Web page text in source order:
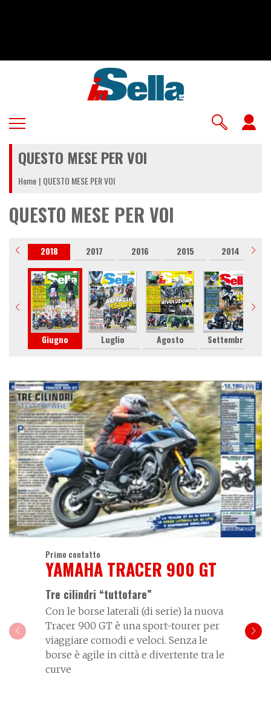
QUESTO MESE PER VOI
Home QUESTO MESE PER VOI
QUESTO MESE PER VOI
2018 2017 2016 2015 2014
Giugno Luglio Agosto Settembre
Primo contatto
YAMAHA TRACER 900 GT
Tre cilindri “tuttofare”
Con le borse laterali (di serie) la nuova
Tracer 900 GT è una sport-tourer per
viaggiare comodi e veloci. Senza le
borse è agile in città e divertente tra le
curve